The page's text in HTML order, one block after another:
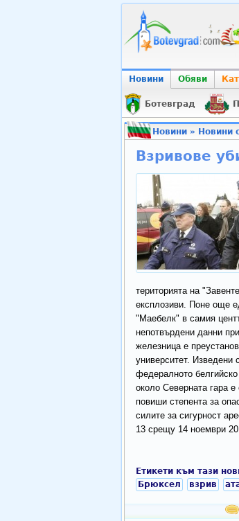
Новини Обяви
Ботевград
Новини» Новини
Взривове
територията на
експлозиви. Поне още
"Маебелк" в самия
непотвърдени данни
железница е
университет. Изведени
федералното
около Северната гара
повиши степента за
силите за сигурност
13 срещу 14 ноември
Етикети към тази
Брюксел
взрив